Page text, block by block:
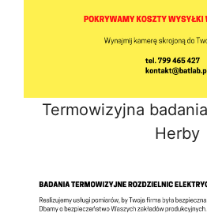
Termowizyjna
Herby